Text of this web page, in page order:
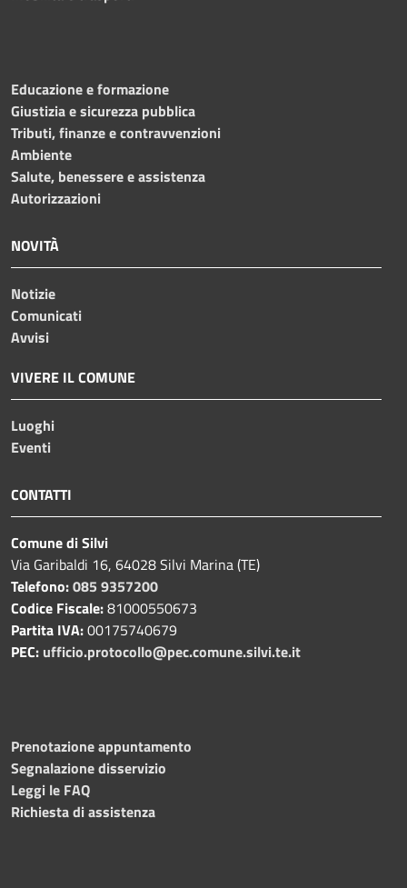
Educazione e formazione
Giustizia e sicurezza pubblica
Tributi, finanze e contravvenzioni
Ambiente
Salute, benessere e assistenza
Autorizzazioni
NOVITÀ
Notizie
Comunicati
Avvisi
VIVERE IL COMUNE
Luoghi
Eventi
CONTATTI
Comune di Silvi
Via Garibaldi 16, 64028 Silvi Marina (TE)
Telefono:085 9357200
Codice Fiscale:81000550673
Partita IVA:00175740679
PEC: ufficio.protocollo@pec.comune.silvi.te.it
Prenotazione appuntamento
Segnalazione disservizio
Leggi le FAQ
Richiesta di assistenza